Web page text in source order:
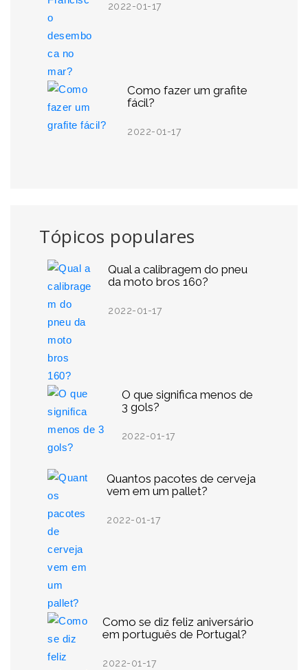
2022-01-17
Como fazer um grafite
fácil?
2022-01-17
Tópicos populares
Qual a calibragem do pneu
da moto bros 160?
2022-01-17
O que significa menos de
3 gols?
2022-01-17
Quantos pacotes de cerveja
vem em um pallet?
2022-01-17
Como se diz feliz aniversário
em português de Portugal?
2022-01-17